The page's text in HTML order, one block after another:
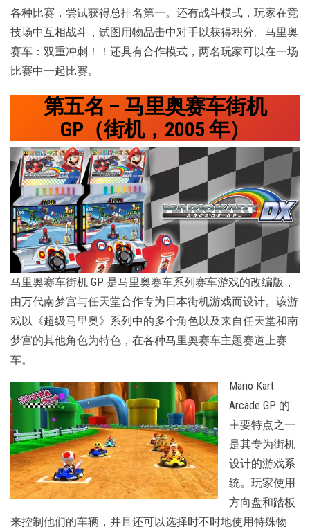
各种比赛，尝试获得总排名第一。还有战斗模式，玩家在竞
技场中互相战斗，试图用物品击中对手以获得积分。马里奥
赛车：双重冲刺！！还具有合作模式，两名玩家可以在一场
比赛中一起比赛。
第五名 – 马里奥赛车街机
GP（街机，2005 年）
马里奥赛车街机 GP 是马里奥赛车系列赛车游戏的改编版，
由万代南梦宫与任天堂合作专为日本街机游戏而设计。该游
戏以《超级马里奥》系列中的多个角色以及来自任天堂和南
梦宫的其他角色为特色，在各种马里奥赛车主题赛道上赛
车。
Mario Kart
Arcade GP 的
主要特点之一
是其专为街机
设计的游戏系
统。玩家使用
方向盘和踏板
来控制他们的车辆，并且还可以选择时不时地使用特殊物